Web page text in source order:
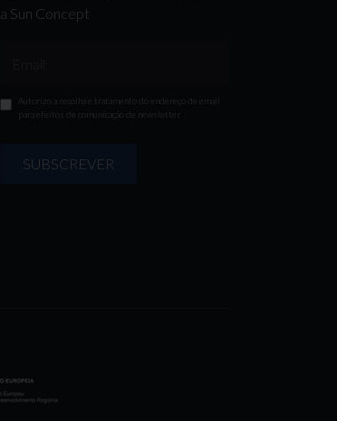
a Sun Concept
Autorizo a recolha e tratamento do endereço de email
para efeitos de comunicação de newsletter
SUBSCREVER